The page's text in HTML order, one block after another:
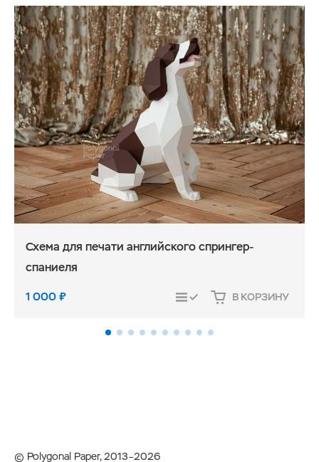
Схема для печати английского спрингер-
спаниеля
1 000₽ СРАВНИТЬ В КОРЗИНУ
© Polygonal Paper, 2013–2026